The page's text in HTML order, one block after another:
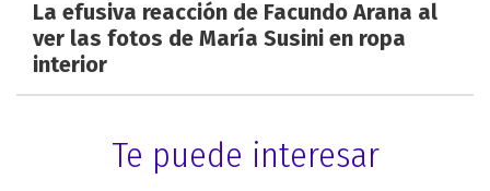
La efusiva reacción de Facundo Arana al
ver las fotos de María Susini en ropa
interior
Te puede interesar